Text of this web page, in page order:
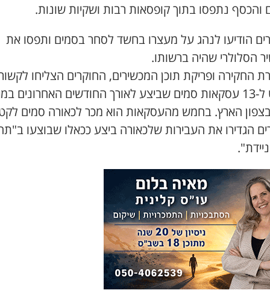
והכסף נתפסו בתוך קופסאות רבות ושקיות שונות.
הודיעו לנהג על מעצרו בחשד לסחר בסמים ותפסו את
הסלולרי שהיה ברשותו.
החקירה ופריקת תוכן המכשירים, החוקרים הצליחו
טמאט ל-13 עסקאות סמים שביצע לאורך החודשים האחרונים
הארץ. בחמש מהעסקאות הוא מכר לכאורה סמים
הגדירו את העבירות שלכאורה ביצע ככאלו שבוצעו